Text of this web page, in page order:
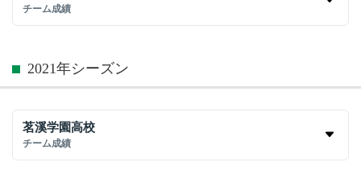
チーム成績
2021年シーズン
茗溪学園高校
チーム成績